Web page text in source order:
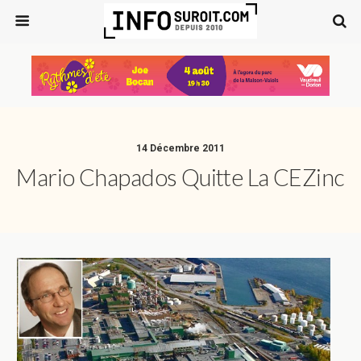
14 Décembre 2011
Mario Chapados Quitte La CEZinc